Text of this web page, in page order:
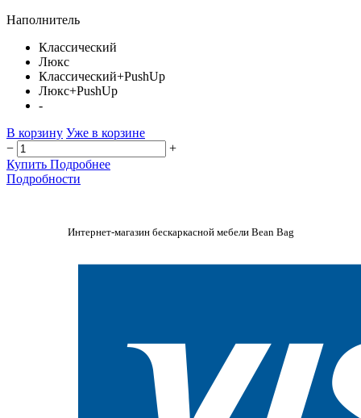
Наполнитель
Классический
Люкс
Классический+PushUp
Люкс+PushUp
-
В корзину Уже в корзине
−
+
Купить Подробнее
Подробности
Интернет-магазин бескаркасной мебели Bean Bag